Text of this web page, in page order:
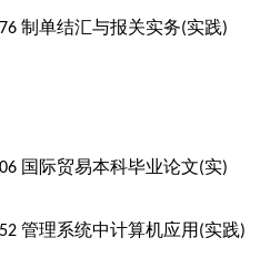
制单结汇与报关实务(实践)
国际贸易本科毕业论文(实)
管理系统中计算机应用 (实践)